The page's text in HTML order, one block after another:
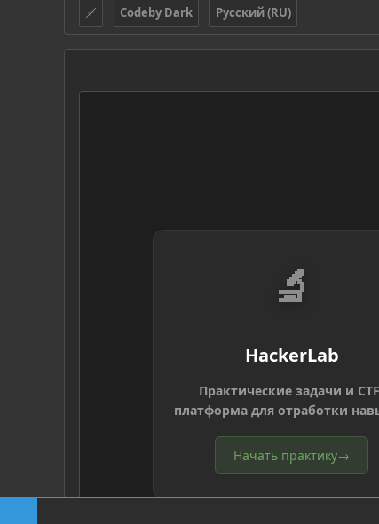
Codeby Dark Русский (RU)
🔬
HackerLab
Практические задачи и
платформа для отработки
Начать практику→